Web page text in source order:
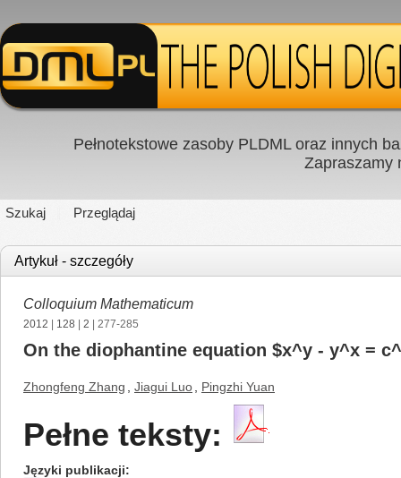
Pełnotekstowe zasoby PLDML oraz innych
Zapraszamy
Szukaj Przeglądaj
Artykuł - szczegóły
Colloquium Mathematicum
2012 128 2 | 277-285
On the diophantine equation $x^y - y^x =
Zhongfeng Zhang Jiagui Luo Pingzhi Yuan
Pełne teksty:
Języki publikacji